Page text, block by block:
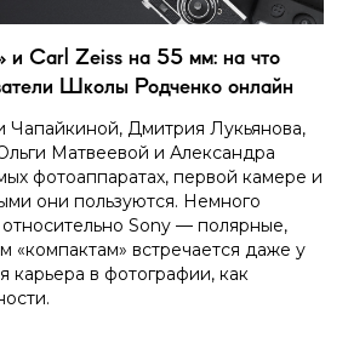
Carl Zeiss на 55 мм: на что
Школы Родченко онлайн
Чапайкиной, Дмитрия Лукьянова,
Матвеевой и Александра
фотоаппаратах, первой камере и
они пользуются. Немного
Sony — полярные,
«компактам» встречается даже у
карьера в фотографии, как